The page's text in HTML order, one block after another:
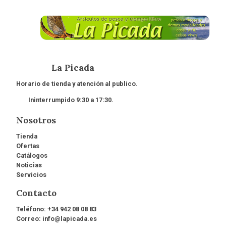
La Picada
Horario de tienda y atención al publico.
Ininterrumpido 9:30 a 17:30.
Nosotros
Tienda
Ofertas
Catálogos
Noticias
Servicios
Contacto
Teléfono: +34 942 08 08 83
Correo: info@lapicada.es